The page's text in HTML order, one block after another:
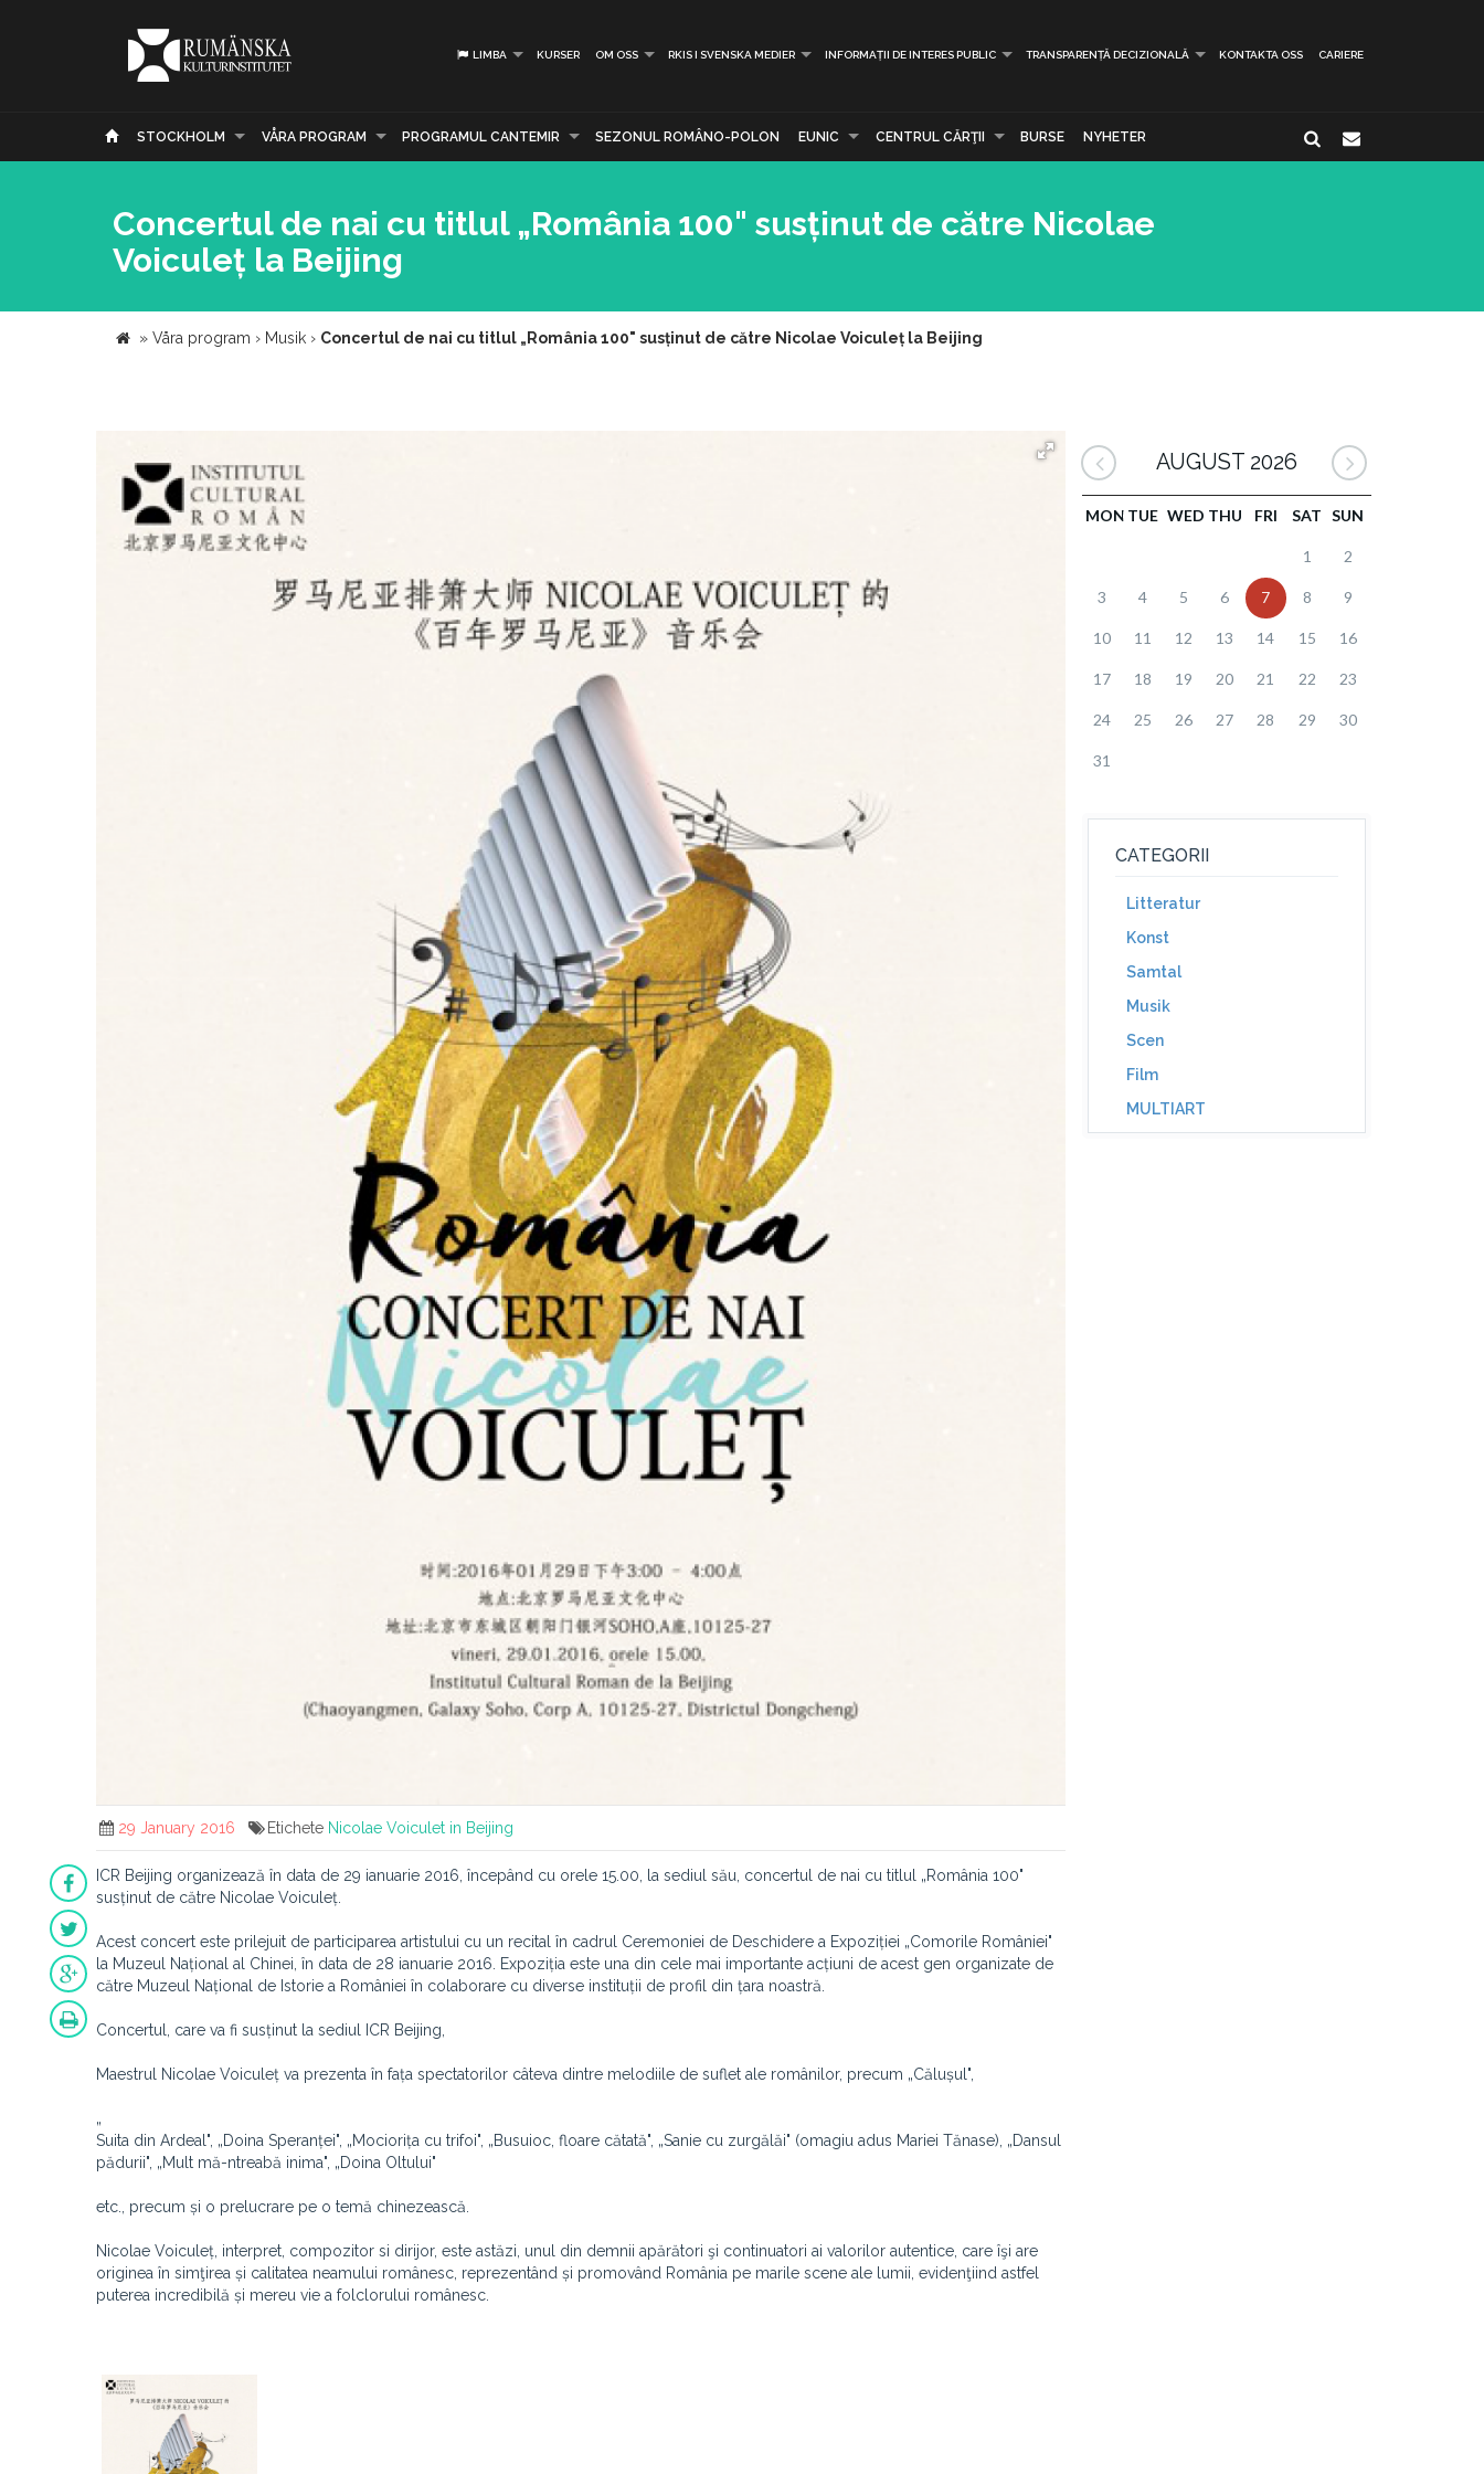
LIMBA KURSER OM OSS RKIS I SVENSKA MEDIER INFORMAȚII DE INTERES PUBLIC TRANSPARENȚĂ DECIZIONALĂ KONTAKTA OSS CARIERE
STOCKHOLM VÅRA PROGRAM PROGRAMUL CANTEMIR SEZONUL ROMÂNO-POLON EUNIC CENTRUL CĂRŢII BURSE NYHETER
Concertul de nai cu titlul „România 100" susținut de către Nicolae
Voiculeț la Beijing
» Våra program › Musik › Concertul de nai cu titlul „România 100" susținut de către Nicolae Voiculeț la Beijing
29 January 2016 Etichete Nicolae Voiculet in Beijing
ICR Beijing organizează în data de 29 ianuarie 2016, începând cu orele 15.00, la sediul său, concertul de nai cu titlul „România 100"
susținut de către Nicolae Voiculeț.
Acest concert este prilejuit de participarea artistului cu un recital în cadrul Ceremoniei de Deschidere a Expoziției „Comorile României"
la Muzeul Național al Chinei, în data de 28 ianuarie 2016. Expoziția este una din cele mai importante acțiuni de acest gen organizate de
către Muzeul Național de Istorie a României în colaborare cu diverse instituții de profil din țara noastră.
Concertul, care va fi susținut la sediul ICR Beijing,
Maestrul Nicolae Voiculeț va prezenta în fața spectatorilor câteva dintre melodiile de suflet ale românilor, precum „Călușul",
„
Suita din Ardeal", „Doina Speranței", „Mociorița cu trifoi", „Busuioc, floare cătată", „Sanie cu zurgălăi" (omagiu adus Mariei Tănase), „Dansul
pădurii", „Mult mă-ntreabă inima", „Doina Oltului"
etc., precum și o prelucrare pe o temă chinezească.
Nicolae Voiculeț, interpret, compozitor si dirijor, este astăzi, unul din demnii apărători şi continuatori ai valorilor autentice, care îşi are
originea în simţirea și calitatea neamului românesc, reprezentând și promovând România pe marile scene ale lumii, evidenţiind astfel
puterea incredibilă și mereu vie a folclorului românesc.
AUGUST 2026
MON TUE WED THU FRI SAT SUN
1 2
3 4 5 6 7 8 9
10 11 12 13 14 15 16
17 18 19 20 21 22 23
24 25 26 27 28 29 30
31
CATEGORII
Litteratur
Konst
Samtal
Musik
Scen
Film
MULTIART